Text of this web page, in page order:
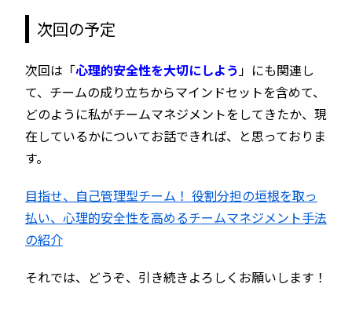
次回の予定
次回は「心理的安全性を大切にしよう」にも関連し
て、チームの成り立ちからマインドセットを含めて、
どのように私がチームマネジメントをしてきたか、現
在しているかについてお話できれば、と思っておりま
す。
目指せ、自己管理型チーム！ 役割分担の垣根を取っ
払い、心理的安全性を高めるチームマネジメント手法
の紹介
それでは、どうぞ、引き続きよろしくお願いします！